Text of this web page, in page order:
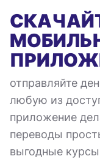
отправляйте
любую из
приложение
переводы
выгодные